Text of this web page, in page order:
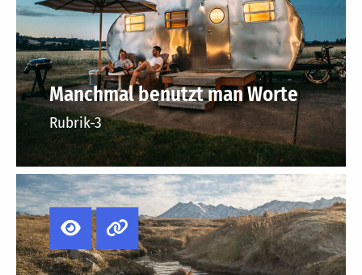
Manchmal benutzt man Worte
Rubrik-3